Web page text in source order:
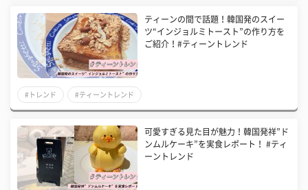
ティーンの間で話題！韓国発のスイー
ツ“インジョルミトースト”の作り方を
ご紹介！#ティーントレンド
#トレンド #ティーントレンド
可愛すぎる見た目が魅力！韓国発祥”ド
ンムルケーキ”を実食レポート！ #ティ
ーントレンド